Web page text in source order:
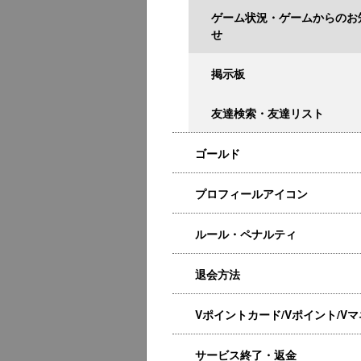
ゲーム状況・ゲームからのお
せ
掲示板
友達検索・友達リスト
ゴールド
プロフィールアイコン
ルール・ペナルティ
退会方法
Vポイントカード/Vポイント/V
サービス終了・返金